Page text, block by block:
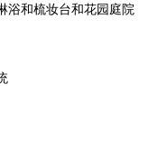
浴和梳妆台和花园庭院